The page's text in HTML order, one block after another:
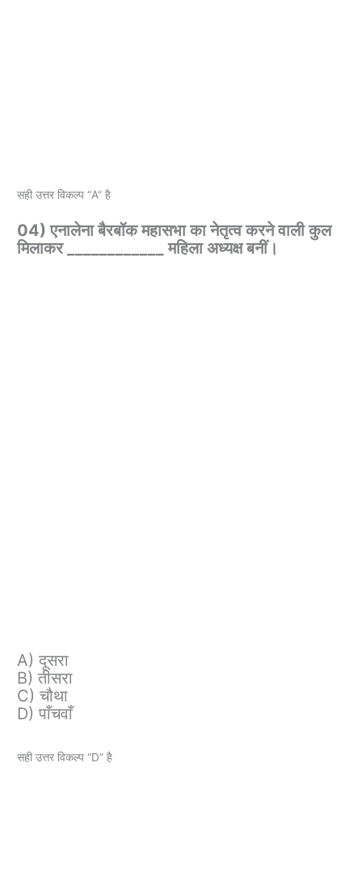
सही उत्तर विकल्प “A” है
04) एनालेना बैरबॉक महासभा का नेतृत्व करने वाली कुल
मिलाकर ____________ महिला अध्यक्ष बनीं।
A) दूसरा
B) तीसरा
C) चौथा
D) पाँचवाँ
सही उत्तर विकल्प “D” है